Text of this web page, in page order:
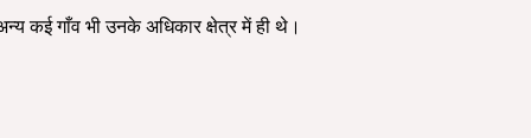
कई गाँव भी उनके अधिकार क्षेत्र में ही थे।